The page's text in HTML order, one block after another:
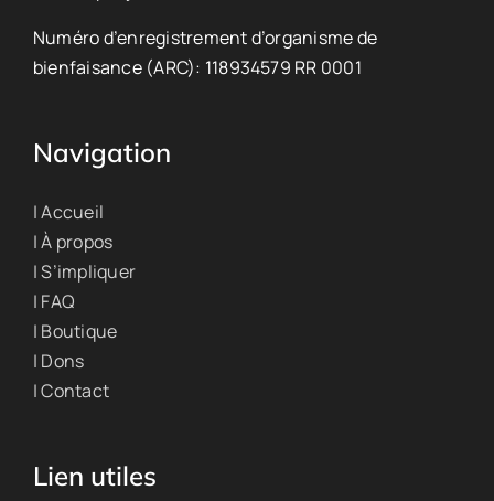
Numéro d’enregistrement d’organisme de
bienfaisance (ARC): 118934579 RR 0001
Navigation
| Accueil
| À propos
| S’impliquer
| FAQ
| Boutique
| Dons
| Contact
Lien utiles